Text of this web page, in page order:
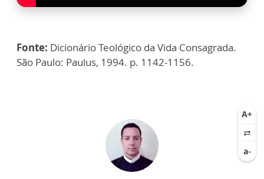
Fonte: Dicionário Teológico da Vida Consagrada.
São Paulo: Paulus, 1994. p. 1142-1156.